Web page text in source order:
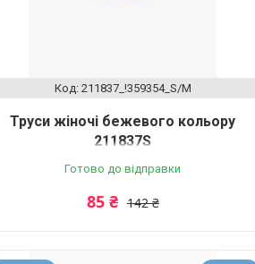
211837_!359354_S/M
Труси жіночі бежевого кольору
211837S
Готово до відправки
142 ₴
85 ₴